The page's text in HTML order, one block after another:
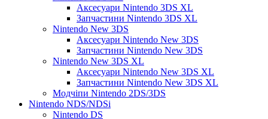
Аксесуари Nintendo 3DS XL
Запчастини Nintendo 3DS XL
Nintendo New 3DS
Аксесуари Nintendo New 3DS
Запчастини Nintendo New 3DS
Nintendo New 3DS XL
Аксесуари Nintendo New 3DS XL
Запчастини Nintendo New 3DS XL
Модчіпи Nintendo 2DS/3DS
Nintendo NDS/NDSi
Nintendo DS